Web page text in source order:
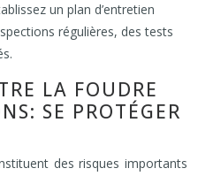
un plan d’entretien
régulières, des tests
LA FOUDRE
SE PROTÉGER
des risques importants